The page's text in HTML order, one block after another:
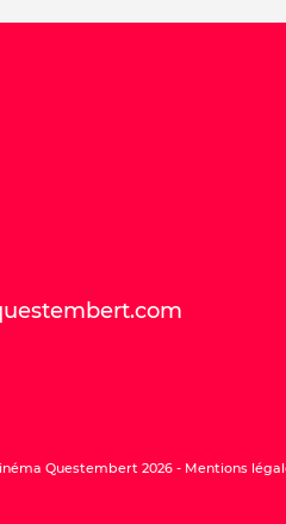
Questembert 2026 - Mentions